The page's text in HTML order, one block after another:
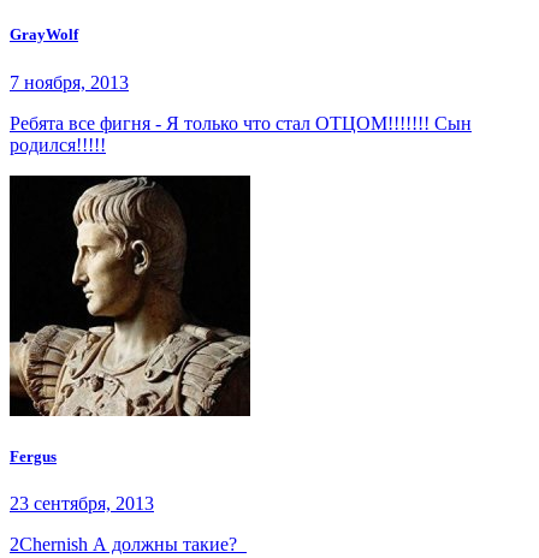
GrayWolf
7 ноября, 2013
Ребята все фигня - Я только что стал ОТЦОМ!!!!!!! Сын
родился!!!!!
Fergus
23 сентября, 2013
2Chernish А должны такие?